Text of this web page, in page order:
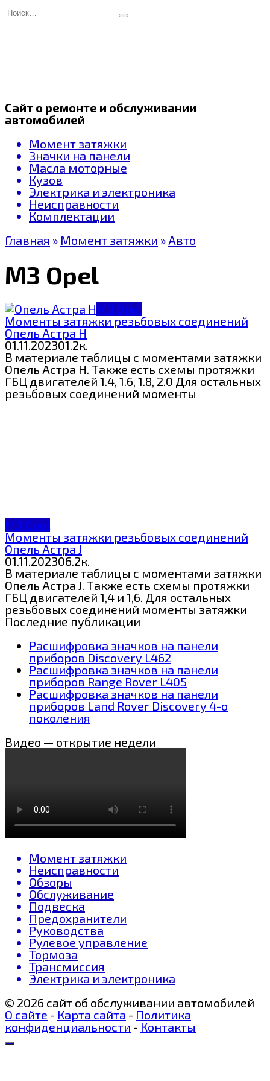
Перейти
к
Search
for:
Сайт о ремонте и обслуживании
автомобилей
Момент затяжки
Значки на панели
Масла моторные
Кузов
Электрика и электроника
Неисправности
Комплектации
Главная » Момент затяжки » Авто
МЗ Opel
МЗ Opel
Моменты затяжки резьбовых соединений
Опель Астра H
01.11.202301.2к.
В материале таблицы с моментами затяжки
Опель Астра H. Также есть схемы протяжки
ГБЦ двигателей 1.4, 1.6, 1.8, 2.0 Для остальных
резьбовых соединений моменты
МЗ Opel
Моменты затяжки резьбовых соединений
Опель Астра J
01.11.202306.2к.
В материале таблицы с моментами затяжки
Опель Астра J. Также есть схемы протяжки
ГБЦ двигателей 1,4 и 1,6. Для остальных
резьбовых соединений моменты затяжки
Последние публикации
Расшифровка значков на панели
приборов Discovery L462
Расшифровка значков на панели
приборов Range Rover L405
Расшифровка значков на панели
приборов Land Rover Discovery 4-о
поколения
Видео — открытие недели
Момент затяжки
Неисправности
Обзоры
Обслуживание
Подвеска
Предохранители
Руководства
Рулевое управление
Тормоза
Трансмиссия
Электрика и электроника
© 2026 сайт об обслуживании автомобилей
О сайте - Карта сайта - Политика
конфиденциальности - Контакты